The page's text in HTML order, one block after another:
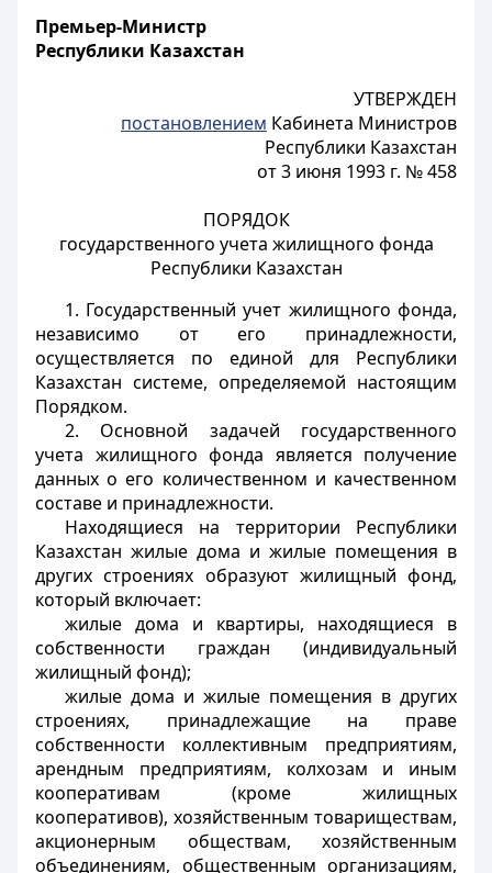
Премьер-Министр
Республики Казахстан
УТВЕРЖДЕН
постановлением Кабинета Министров
Республики Казахстан
от 3 июня 1993 г. № 458
ПОРЯДОК
государственного учета жилищного фонда
Республики Казахстан
1. Государственный учет жилищного фонда,
независимо от его принадлежности,
осуществляется по единой для Республики
Казахстан системе, определяемой настоящим
Порядком.
2. Основной задачей государственного
учета жилищного фонда является получение
данных о его количественном и качественном
составе и принадлежности.
Находящиеся на территории Республики
Казахстан жилые дома и жилые помещения в
других строениях образуют жилищный фонд,
который включает:
жилые дома и квартиры, находящиеся в
собственности граждан (индивидуальный
жилищный фонд);
жилые дома и жилые помещения в других
строениях, принадлежащие на праве
собственности коллективным предприятиям,
арендным предприятиям, колхозам и иным
кооперативам (кроме жилищных
кооперативов), хозяйственным товариществам,
акционерным обществам, хозяйственным
объединениям, общественным организациям,